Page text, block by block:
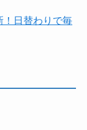
！日替わりで毎